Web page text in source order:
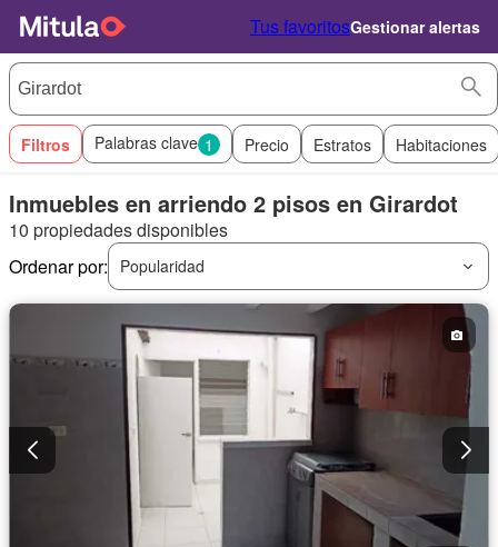
Tus favoritosGestionar alertas
Filtros Palabras clave 1 Precio Estratos Habitaciones
Inmuebles en arriendo 2 pisos en Girardot
10 propiedades disponibles
Ordenar por:
Popularidad